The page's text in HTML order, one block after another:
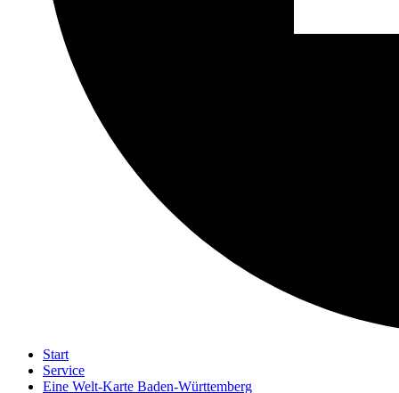
Start
Service
Eine Welt-Karte Baden-Württemberg